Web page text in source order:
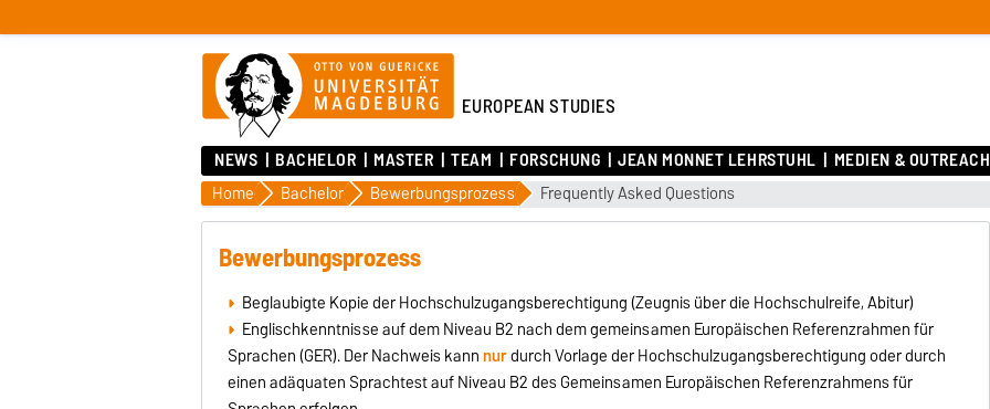
EUROPEAN STUDIES
NEWS BACHELOR MASTER TEAM FORSCHUNG JEAN MONNET LEHRSTUHL MEDIEN & OUTREACH
Home Bachelor Bewerbungsprozess Frequently Asked Questions
Bewerbungsprozess
Beglaubigte Kopie der Hochschulzugangsberechtigung (Zeugnis über die Hochschulreife, Abitur)
Englischkenntnisse auf dem Niveau B2 nach dem gemeinsamen Europäischen Referenzrahmen für
Sprachen (GER). Der Nachweis kannnurdurch Vorlage der Hochschulzugangsberechtigung oder durch
einen adäquaten Sprachtest auf Niveau B2 des Gemeinsamen Europäischen Referenzrahmens für